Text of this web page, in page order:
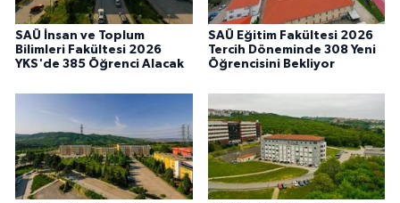
SAÜ İnsan ve Toplum
Bilimleri Fakültesi 2026
YKS'de 385 Öğrenci Alacak
SAÜ Eğitim Fakültesi 2026
Tercih Döneminde 308 Yeni
Öğrencisini Bekliyor